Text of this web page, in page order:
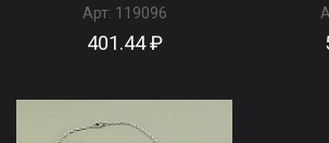
Арт: 119096
401.44 ₽